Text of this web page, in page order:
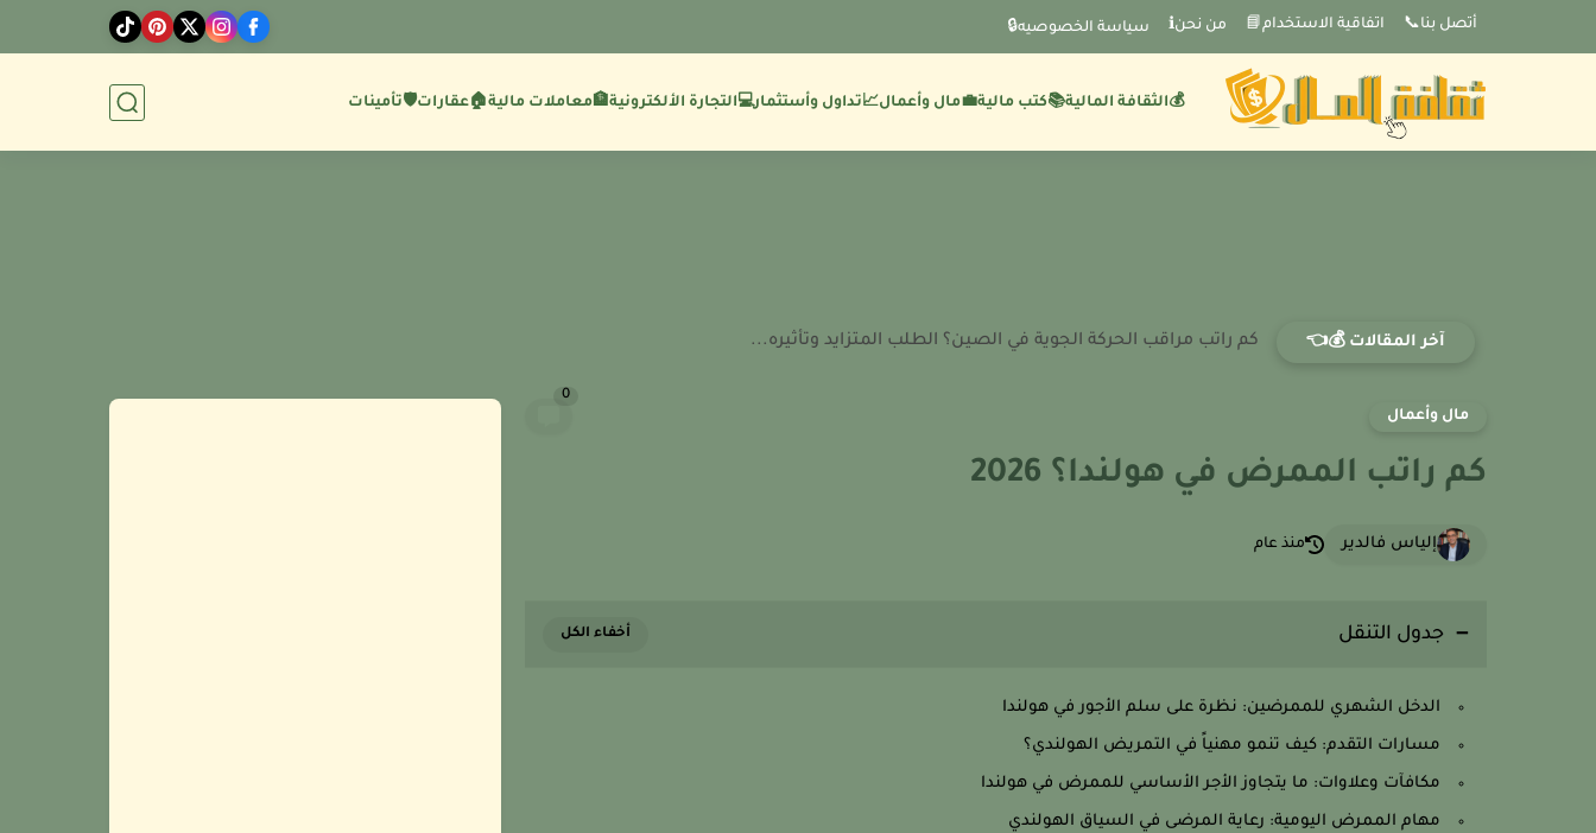
أتصل بنا📞 اتفاقية الاستخدام📘 من نحنℹ️ سياسة الخصوصيه🔒
💰الثقافة المالية📚كتب مالية💼مال وأعمال📈تداول وأستثمار💻التجارة الألكترونية🏦معاملات مالية🏠عقارات🛡️تأمينات
آخر المقالات 💰👈 كم راتب مراقب الحركة الجوية في الصين؟ الطلب المتزايد وتأثيره...
مال وأعمال
0
كم راتب الممرض في هولندا؟ 2026
إلياس فالدير منذ عام
جدول التنقل
الدخل الشهري للممرضين: نظرة على سلم الأجور في هولندا
مسارات التقدم: كيف تنمو مهنياً في التمريض الهولندي؟
مكافآت وعلاوات: ما يتجاوز الأجر الأساسي للممرض في هولندا
مهام الممرض اليومية: رعاية المرضى في السياق الهولندي